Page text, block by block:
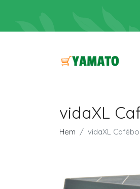
vidaXL
Hem vidaXL